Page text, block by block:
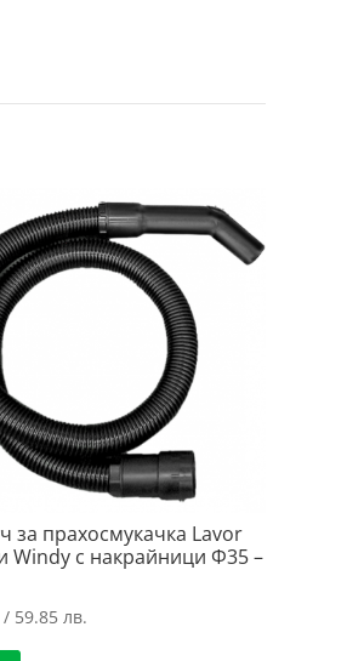
за прахосмукачка Lavor
Windy с накрайници Ф35 –
59.85 лв.